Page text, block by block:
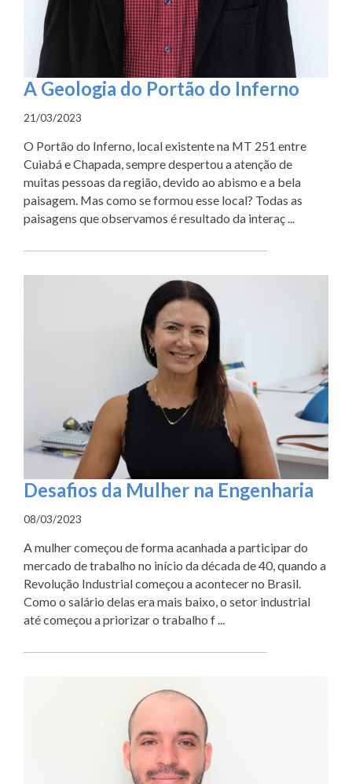
A Geologia do Portão do Inferno
21/03/2023
O Portão do Inferno, local existente na MT 251 entre
Cuiabá e Chapada, sempre despertou a atenção de
muitas pessoas da região, devido ao abismo e a bela
paisagem. Mas como se formou esse local? Todas as
paisagens que observamos é resultado da interaç ...
Desafios da Mulher na Engenharia
08/03/2023
A mulher começou de forma acanhada a participar do
mercado de trabalho no início da década de 40, quando a
Revolução Industrial começou a acontecer no Brasil.
Como o salário delas era mais baixo, o setor industrial
até começou a priorizar o trabalho f ...